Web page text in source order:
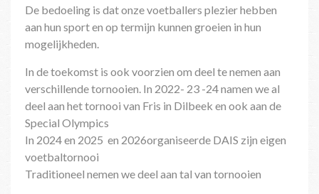
De bedoeling is dat onze voetballers plezier hebben
aan hun sport en op termijn kunnen groeien in hun
mogelijkheden.
In de toekomst is ook voorzien om deel te nemen aan
verschillende tornooien. In 2022- 23 -24 namen we al
deel aan het tornooi van Fris in Dilbeek en ook aan de
Special Olympics
In 2024 en 2025 en 2026organiseerde DAIS zijn eigen
voetbaltornooi
Traditioneel nemen we deel aan tal van tornooien